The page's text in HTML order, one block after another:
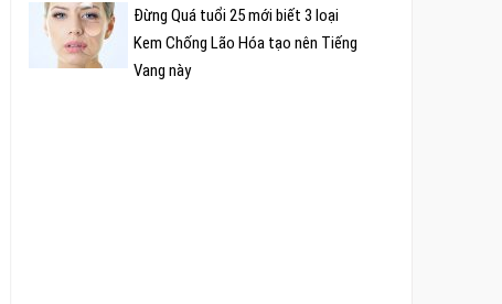
Đừng Quá tuổi 25 mới biết 3 loại
Kem Chống Lão Hóa tạo nên Tiếng
Vang này